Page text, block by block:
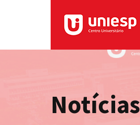
Notícias